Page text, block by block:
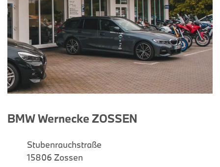
BMW Wernecke ZOSSEN
Stubenrauchstraße
15806 Zossen